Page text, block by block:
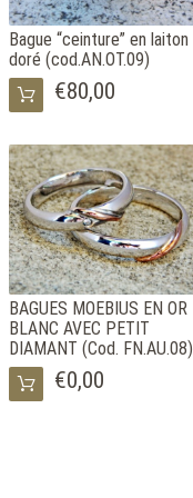
Bague “ceinture” en laiton
doré (cod.AN.OT.09)
€80,00
BAGUES MOEBIUS EN OR
BLANC AVEC PETIT
DIAMANT (Cod. FN.AU.08)
€0,00